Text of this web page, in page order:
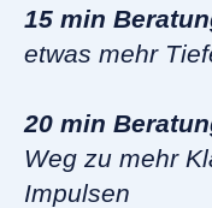
15 min
etwas mehr
20 min
Weg zu mehr
Impulsen